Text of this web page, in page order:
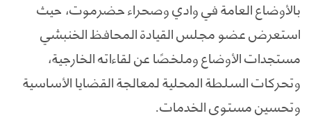
بالأوضاع العامة في وادي وصحراء حضرموت، حيث
استعرض عضو مجلس القيادة المحافظ الخنبشي
مستجدات الأوضاع وملخصًا عن لقاءاته الخارجية،
وتحركات السلطة المحلية لمعالجة القضايا الأساسية
وتحسين مستوى الخدمات.